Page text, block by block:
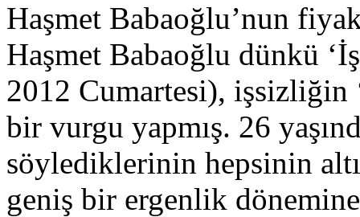
Haşmet Babaoğlu’nun
Haşmet Babaoğlu dünkü
2012 Cumartesi), işsizliğin
bir vurgu yapmış. 26
söylediklerinin hepsinin
geniş bir ergenlik